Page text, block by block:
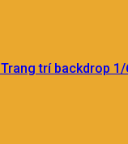
Trang trí backdrop 1/